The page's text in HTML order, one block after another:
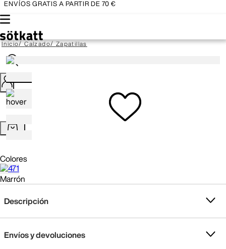
ENVÍOS GRATIS A PARTIR DE 70 €
Calzado Zapatillas
Colores
Marrón
Descripción
Envíos y devoluciones